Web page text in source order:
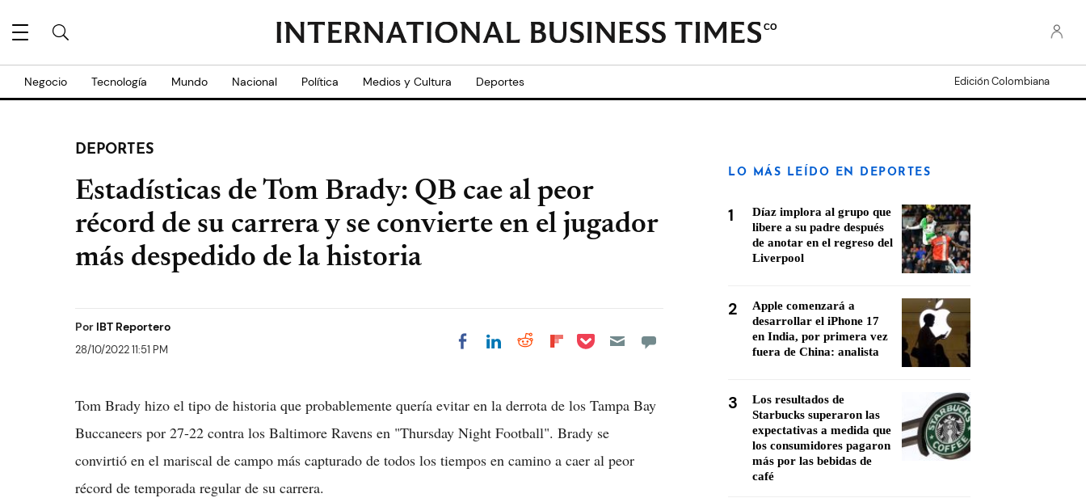
CO
Negocio Tecnología Mundo Nacional Política Medios y Cultura Deportes Edición Colombiana
DEPORTES
Estadísticas de Tom Brady: QB cae al peor
récord de su carrera y se convierte en el jugador
más despedido de la historia
Por IBT Reportero
28/10/2022 11:51 PM Share on Facebook
Share on LinkedIn
Share on Reddit
Share on
Share on Pocket
Tom Brady hizo el tipo de historia que probablemente quería evitar en la derrota de los Tampa Bay
Buccaneers por 27-22 contra los Baltimore Ravens en "Thursday Night Football". Brady se
convirtió en el mariscal de campo más capturado de todos los tiempos en camino a caer al peor
récord de temporada regular de su carrera.
LO MÁS LEÍDO EN DEPORTES
1
Díaz implora al grupo que
libere a su padre después
de anotar en el regreso del
Liverpool
2
Apple comenzará a
desarrollar el iPhone 17
en India, por primera vez
fuera de China: analista
3
Los resultados de
Starbucks superaron las
expectativas a medida que
los consumidores pagaron
más por las bebidas de
café